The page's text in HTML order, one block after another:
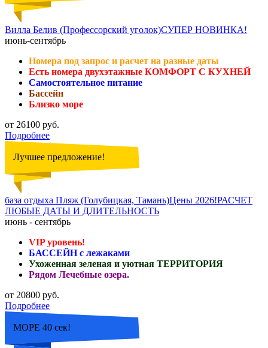
Вилла Белив (Профессорский уголок)СУПЕР НОВИНКА!
июнь-сентябрь
Номера под запрос и расчет на разные даты
Есть номера двухэтажные КОМФОРТ С КУХНЕЙ
Самостоятельное питание
Бассейн
Близко море
от 26100 руб.
Подробнее
Лучшее предложение!
база отдыха Пляж (Голубицкая, Тамань)Цены 2026!РАСЧЕТ
ЛЮБЫЕ ДАТЫ И ДЛИТЕЛЬНОСТЬ
июнь - сентябрь
VIP уровень!
БАССЕЙН с лежаками
Ухоженная зеленая и уютная ТЕРРИТОРИЯ
Рядом Лечебные озера.
от 20800 руб.
Подробнее
МОРЕ 40 сек!